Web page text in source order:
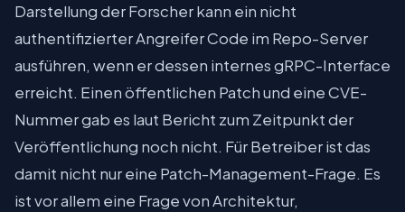
Darstellung der Forscher kann ein nicht
authentifizierter Angreifer Code im Repo-Server
ausführen, wenn er dessen internes gRPC-Interface
erreicht. Einen öffentlichen Patch und eine CVE-
Nummer gab es laut Bericht zum Zeitpunkt der
Veröffentlichung noch nicht. Für Betreiber ist das
damit nicht nur eine Patch-Management-Frage. Es
ist vor allem eine Frage von Architektur,